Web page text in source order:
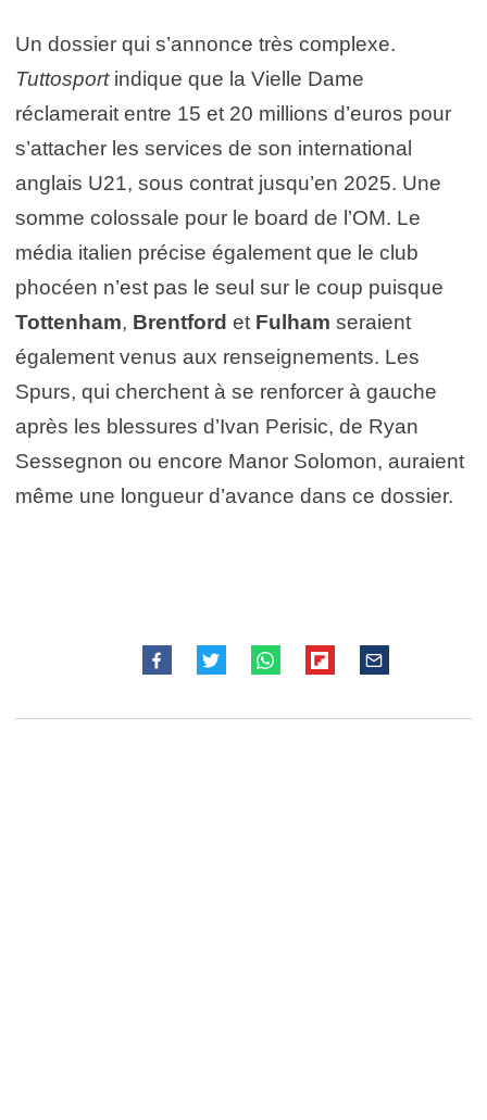
Un dossier qui s’annonce très complexe.
Tuttosport indique que la Vielle Dame
réclamerait entre 15 et 20 millions d’euros pour
s’attacher les services de son international
anglais U21, sous contrat jusqu’en 2025. Une
somme colossale pour le board de l’OM. Le
média italien précise également que le club
phocéen n’est pas le seul sur le coup puisque
Tottenham, Brentford et Fulham seraient
également venus aux renseignements. Les
Spurs, qui cherchent à se renforcer à gauche
après les blessures d’Ivan Perisic, de Ryan
Sessegnon ou encore Manor Solomon, auraient
même une longueur d’avance dans ce dossier.